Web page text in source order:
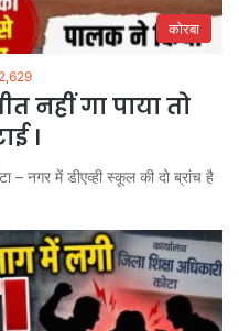
कोरबा
2,629
नहीं गा पाया तो
।
नगर में डीएव्ही स्कूल की दो ब्रांच है